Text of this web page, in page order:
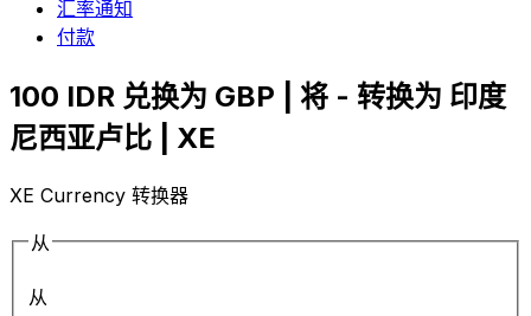
汇率通知
付款
100 IDR 兑换为 GBP | 将 - 转换为 印度
尼西亚卢比 | XE
XE Currency 转换器
从
从